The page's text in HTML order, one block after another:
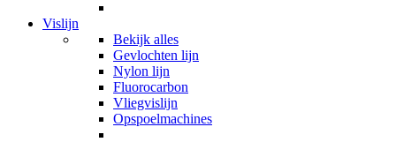
Vislijn
Bekijk alles
Gevlochten lijn
Nylon lijn
Fluorocarbon
Vliegvislijn
Opspoelmachines